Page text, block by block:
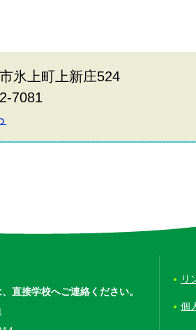
氷上町上新庄524
7081
直接学校へご連絡ください。
リ
個